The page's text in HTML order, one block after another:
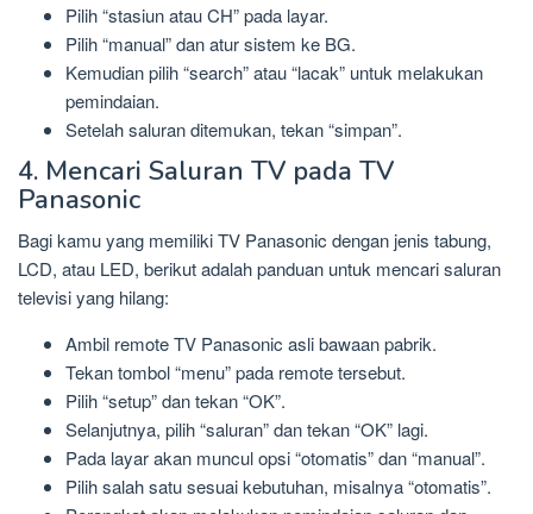
Pilih “stasiun atau CH” pada layar.
Pilih “manual” dan atur sistem ke BG.
Kemudian pilih “search” atau “lacak” untuk melakukan
pemindaian.
Setelah saluran ditemukan, tekan “simpan”.
4. Mencari Saluran TV pada TV
Panasonic
Bagi kamu yang memiliki TV Panasonic dengan jenis tabung,
LCD, atau LED, berikut adalah panduan untuk mencari saluran
televisi yang hilang:
Ambil remote TV Panasonic asli bawaan pabrik.
Tekan tombol “menu” pada remote tersebut.
Pilih “setup” dan tekan “OK”.
Selanjutnya, pilih “saluran” dan tekan “OK” lagi.
Pada layar akan muncul opsi “otomatis” dan “manual”.
Pilih salah satu sesuai kebutuhan, misalnya “otomatis”.